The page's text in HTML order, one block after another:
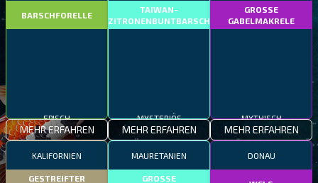
BARSCHFORELLE
EPISCH
MEHR ERFAHREN
TAIWAN-
ZITRONENBUNTBARSCH
MYSTERIÖS
MEHR ERFAHREN
GROSSE
GABELMAKRELE
MYTHISCH
MEHR ERFAHREN
KALIFORNIEN
GESTREIFTER
MAURETANIEN
GROSSE
DONAU